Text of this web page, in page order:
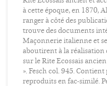
à cette époque, en 1870,
ranger à côté des
trouve des documents
Maçonnerie italienne et
aboutirent à la
sur le Rite Ecossais
». Fesch col. 945.
reproduits en fac-similé.